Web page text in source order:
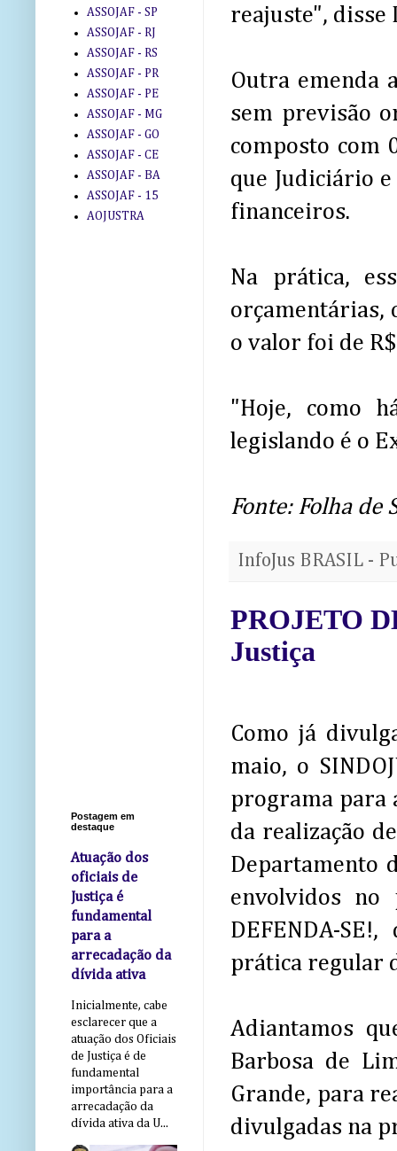
reajuste", disse
Outra emenda
sem previsão
composto com
que Judiciário
financeiros.
Na prática,
orçamentárias,
o valor foi de
"Hoje, como
legislando é o
Fonte: Folha de
InfoJus BRASIL -
PROJETO
Justiça
Como já
maio, o
programa para
da realização
Departamento
envolvidos no
DEFENDA-
prática regular
Adiantamos
Barbosa de
Grande, para
divulgadas na
ASSOJAF - SP
ASSOJAF - RJ
ASSOJAF - RS
ASSOJAF - PR
ASSOJAF - PE
ASSOJAF - MG
ASSOJAF - GO
ASSOJAF - CE
ASSOJAF - BA
ASSOJAF - 15
AOJUSTRA
Postagem em
destaque
Atuação dos
oficiais de
Justiça é
fundamental
para a
arrecadação da
dívida ativa
Inicialmente, cabe
esclarecer que a
atuação dos Oficiais
de Justiça é de
fundamental
importância para a
arrecadação da
dívida ativa da U...